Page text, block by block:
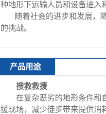
种地形下运输人员和设备进入
随着社会的进步和发展，
的挑战。
产品用途
搜救救援
在复杂恶劣的地形条件和
援现场，减少徒步带来提供消